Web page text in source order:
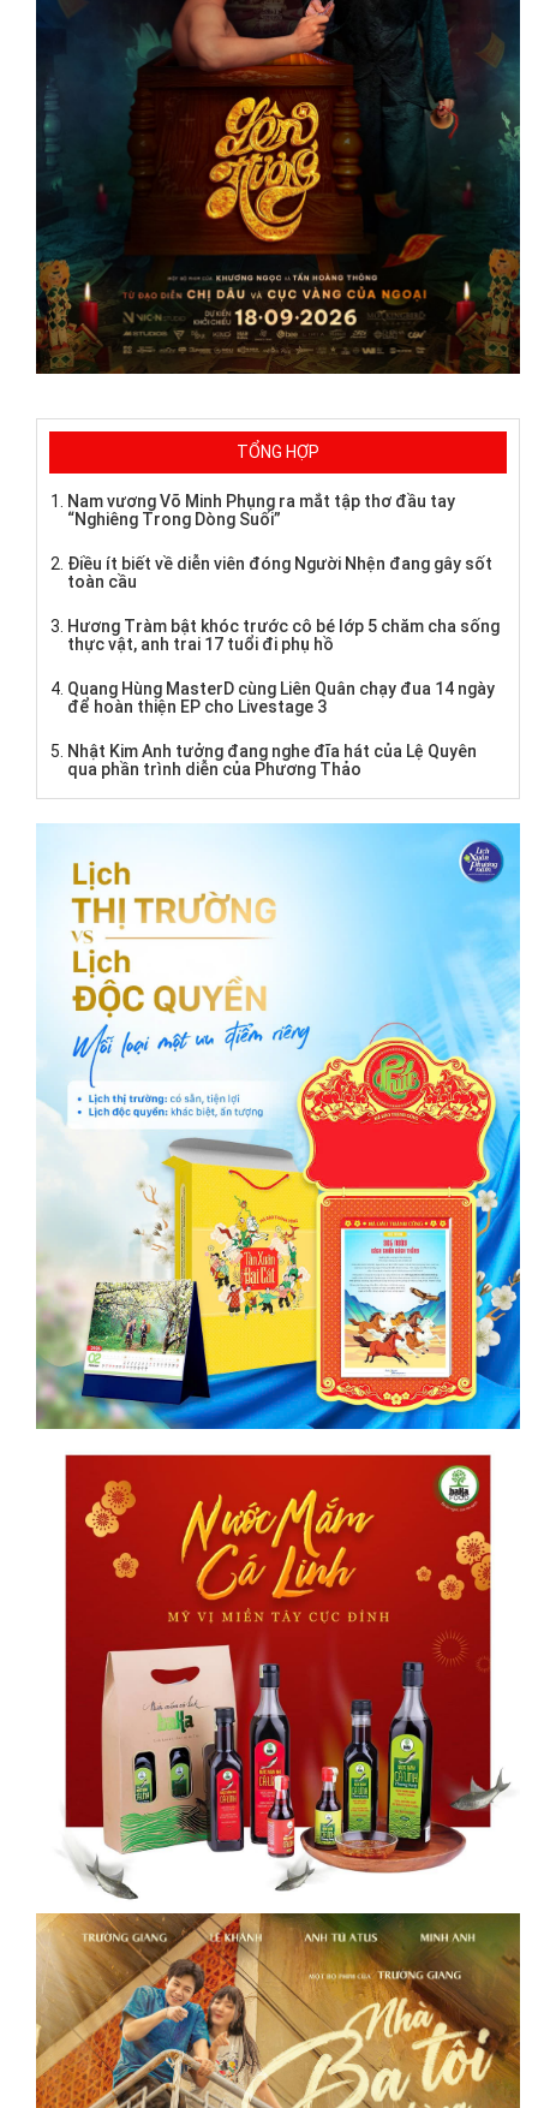
TỔNG HỢP
Nam vương Võ Minh Phụng ra mắt tập thơ đầu tay
“Nghiêng Trong Dòng Suối”
Điều ít biết về diễn viên đóng Người Nhện đang gây sốt
toàn cầu
Hương Tràm bật khóc trước cô bé lớp 5 chăm cha sống
thực vật, anh trai 17 tuổi đi phụ hồ
Quang Hùng MasterD cùng Liên Quân chạy đua 14 ngày
để hoàn thiện EP cho Livestage 3
Nhật Kim Anh tưởng đang nghe đĩa hát của Lệ Quyên
qua phần trình diễn của Phương Thảo